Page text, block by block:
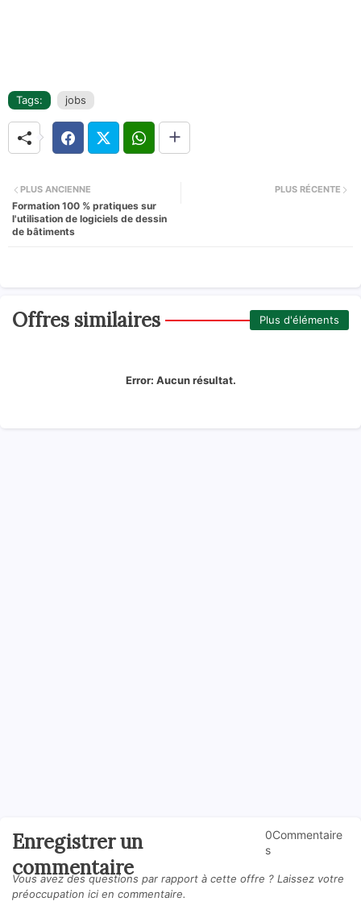
Tags: jobs
PLUS RÉCENTE
PLUS ANCIENNE
Formation 100 % pratiques sur
l'utilisation de logiciels de dessin
de bâtiments
Offres similaires Plus d'éléments
Error: Aucun résultat.
Enregistrer un
commentaire
0Commentaire
s
Vous avez des questions par rapport à cette offre ? Laissez votre
préoccupation ici en commentaire.